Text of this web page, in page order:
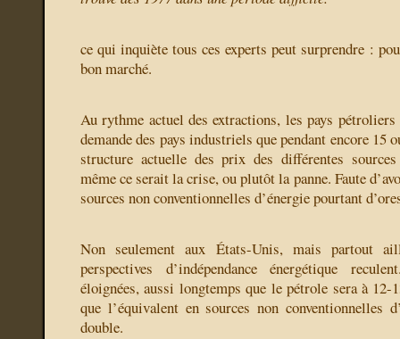
ce qui inquiète tous ces experts peut surprendre :
bon marché.
Au rythme actuel des extractions, les pays
demande des pays industriels que pendant encore 15
structure actuelle des prix des différentes
même ce serait la crise, ou plutôt la panne. Faute
sources non conventionnelles d’énergie pourtant
Non seulement aux États-Unis, mais partout
perspectives d’indépendance énergétique
éloignées, aussi longtemps que le pétrole sera à
que l’équivalent en sources non conventionnelles
double.